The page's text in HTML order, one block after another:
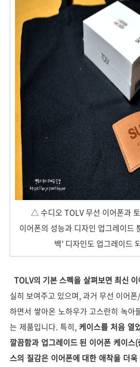
△ 수디오 TOLV 무선 이어폰과
이어폰의 성능과 디자인 업그레이드
백' 디자인도 업그레이드
TOLV의 기본 스펙을 살펴보면 최신
실히 보여주고 있으며, 과거 무선 이어
하면서 쌓아온 노하우가 고스란히 녹아
는 제품입니다. 특히, 케이스를 처음 열
깔끔함과 업그레이드 된 이어폰 케이스
스의 질감은 이어폰에 대한 애착을 더